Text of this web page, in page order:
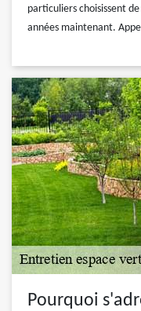
particuliers choisissent
années maintenant.
Pourquoi